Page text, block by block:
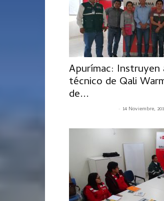
Apurímac: Instruyen
técnico de Qali
de...
- 14 Noviembre,